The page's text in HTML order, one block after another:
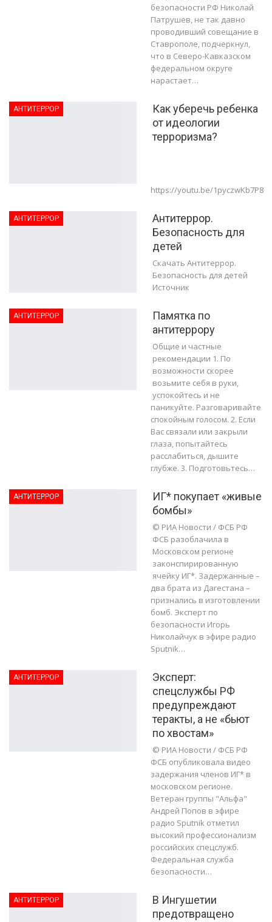
безопасности РФ Николай
Патрушев, не так давно
проводивший совещание в
Ставрополе, подчеркнул,
что в Северо-Кавказском
федеральном округе
нарастает…
АНТИТЕРРОР
Как уберечь ребенка
от идеологии
терроризма?
https://youtu.be/1pyczwKb7P8
АНТИТЕРРОР
Антитеррор.
Безопасность для
детей
Скачать Антитеррор.
Безопасность для детей
Источник
АНТИТЕРРОР
Памятка по
антитеррору
Общие и частные
рекомендации 1. По
возможности скорее
возьмите себя в руки,
успокойтесь и не
паникуйте. Разговаривайте
спокойным голосом. 2. Если
Вас связали или закрыли
глаза, попытайтесь
расслабиться, дышите
глубже. 3. Подготовьтесь…
АНТИТЕРРОР
ИГ* покупает «живые
бомбы»
© РИА Новости / ФСБ РФ
ФСБ разоблачила в
Московском регионе
законспирированную
ячейку ИГ*. Задержанные –
два брата из Дагестана –
признались в изготовлении
бомб. Эксперт по
безопасности Игорь
Николайчук в эфире радио
Sputnik…
АНТИТЕРРОР
Эксперт:
спецслужбы РФ
предупреждают
теракты, а не «бьют
по хвостам»
© РИА Новости / ФСБ РФ
ФСБ опубликовала видео
задержания членов ИГ* в
московском регионе.
Ветеран группы "Альфа"
Андрей Попов в эфире
радио Sputnik отметил
высокий профессионализм
российских спецслужб.
Федеральная служба
безопасности…
АНТИТЕРРОР
В Ингушетии
предотвращено